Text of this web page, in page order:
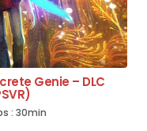
Genie – DLC
: 30min